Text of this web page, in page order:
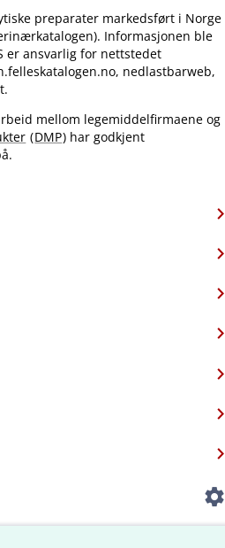
preparater markedsført i Norge
Informasjonen ble
er ansvarlig for nettstedet
nedlastbarweb,
mellom legemiddelfirmaene og
(DMP) har godkjent